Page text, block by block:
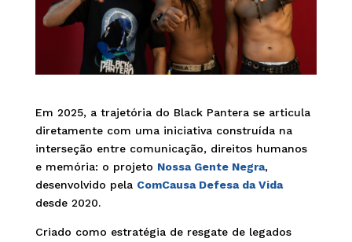
Em 2025, a trajetória do Black Pantera se articula
diretamente com uma iniciativa construída na
interseção entre comunicação, direitos humanos
e memória: o projeto Nossa Gente Negra,
desenvolvido pela ComCausa Defesa da Vida
desde 2020.
Criado como estratégia de resgate de legados